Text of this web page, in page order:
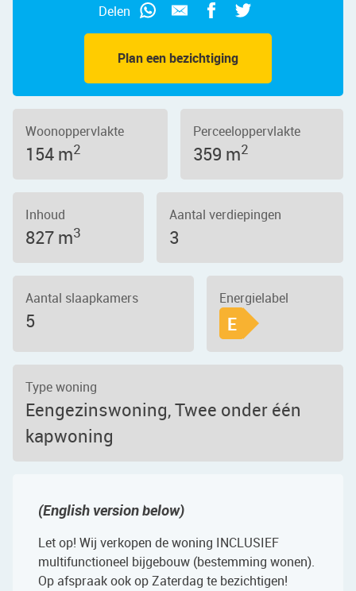
Plan een bezichtiging
Delen
Woonoppervlakte
154 m2
Perceeloppervlakte
359 m2
Inhoud
827 m3
Aantal verdiepingen
3
Aantal slaapkamers
5
Energielabel
E
Type woning
Eengezinswoning, Twee onder één
kapwoning
(English version below)
Let op! Wij verkopen de woning INCLUSIEF
multifunctioneel bijgebouw (bestemming wonen).
Op afspraak ook op Zaterdag te bezichtigen!